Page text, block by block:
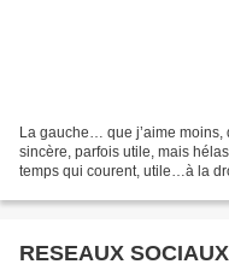
La gauche… que j’aime moins,
sincère, parfois utile, mais
temps qui courent, utile…à la
RESEAUX SOCIAUX : OUI A LA